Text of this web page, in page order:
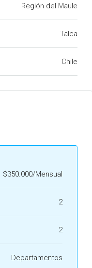
Región del Maule
Talca
Chile
$350.000/Mensual
2
2
Departamentos